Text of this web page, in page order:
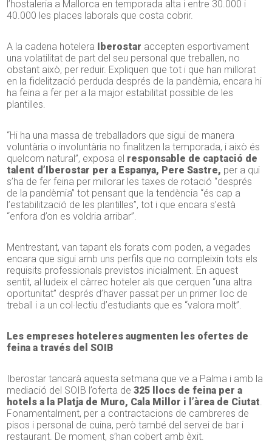
l’hostaleria a Mallorca en temporada alta i entre 30.000 i
40.000 les places laborals que costa cobrir.
A la cadena hotelera Iberostar accepten esportivament
una volatilitat de part del seu personal que treballen, no
obstant això, per reduir. Expliquen que tot i que han millorat
en la fidelització perduda després de la pandèmia, encara hi
ha feina a fer per a la major estabilitat possible de les
plantilles.
“Hi ha una massa de treballadors que sigui de manera
voluntària o involuntària no finalitzen la temporada, i això és
quelcom natural”, exposa el responsable de captació de
talent d’Iberostar per a Espanya, Pere Sastre, per a qui
s’ha de fer feina per millorar les taxes de rotació “després
de la pandèmia” tot pensant que la tendència “és cap a
l’estabilització de les plantilles”, tot i que encara s’està
“enfora d’on es voldria arribar”.
Mentrestant, van tapant els forats com poden, a vegades
encara que sigui amb uns perfils que no compleixin tots els
requisits professionals previstos inicialment. En aquest
sentit, al·ludeix el càrrec hoteler als que cerquen “una altra
oportunitat” després d’haver passat per un primer lloc de
treball i a un col·lectiu d’estudiants que es “valora molt”.
Les empreses hoteleres augmenten les ofertes de
feina a través del SOIB
Iberostar tancarà aquesta setmana que ve a Palma i amb la
mediació del SOIB l’oferta de325 llocs de feina per a
hotels a la Platja de Muro, Cala Millor i l’àrea de Ciutat.
Fonamentalment, per a contractacions de cambreres de
pisos i personal de cuina, però també del servei de bar i
restaurant. De moment, s’han cobert amb èxit.